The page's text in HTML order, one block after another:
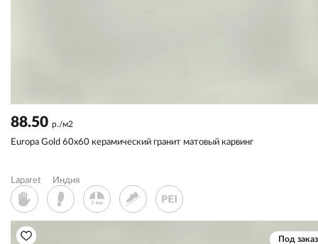
88.50 р./м2
Europa Gold 60x60 керамический гранит матовый карвинг
Laparet Индия
Под заказ